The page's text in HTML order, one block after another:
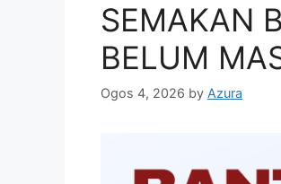
SEMAKAN
BELUM
Ogos 4, 2026 by Azura